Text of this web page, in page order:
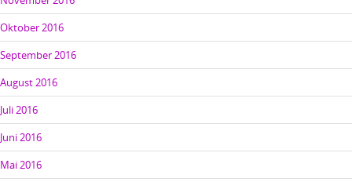
Oktober 2016
September 2016
August 2016
Juli 2016
Juni 2016
Mai 2016